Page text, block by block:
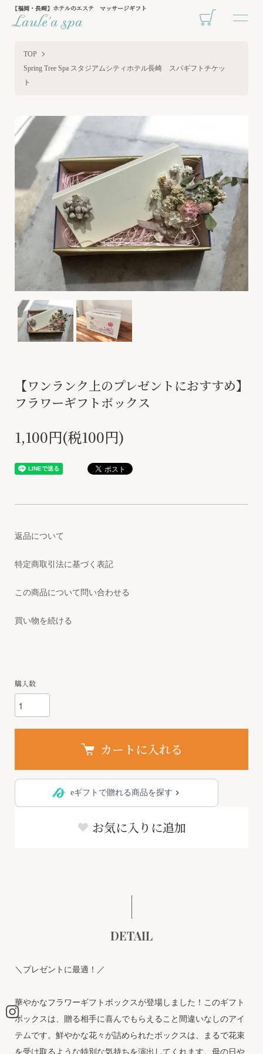
【福岡・長崎】ホテルのエステ マッサージギフト
TOP
Spring Tree Spa スタジアムシティホテル長崎 スパギフトチケッ
ト
【ワンランク上のプレゼントにおすすめ】
フラワーギフトボックス
1,100円(税100円)
返品について
特定商取引法に基づく表記
この商品について問い合わせる
買い物を続ける
購入数
カートに入れる
eギフトで贈れる商品を探す
お気に入りに追加
DETAIL
＼プレゼントに最適！／
華やかなフラワーギフトボックスが登場しました！このギフト
ボックスは、贈る相手に喜んでもらえること間違いなしのアイ
テムです。鮮やかな花々が詰められたボックスは、まるで花束
を受け取るような特別な気持ちを演出してくれます。母の日や